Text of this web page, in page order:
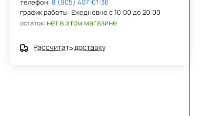
телефон: 8 (905) 407-01-36
график работы: Ежедневно с 10:00 до 20:00
остаток: нет в этом магазине
Рассчитать доставку